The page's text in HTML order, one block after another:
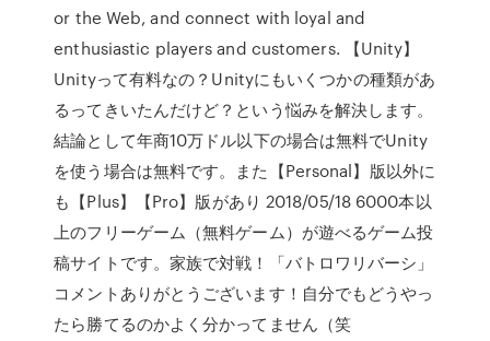
or the Web, and connect with loyal and
enthusiastic players and customers. 【Unity】
Unityって有料なの？Unityにもいくつかの種類があ
るってきいたんだけど？という悩みを解決します。
結論として年商10万ドル以下の場合は無料でUnity
を使う場合は無料です。また【Personal】版以外に
も【Plus】【Pro】版があり 2018/05/18 6000本以
上のフリーゲーム（無料ゲーム）が遊べるゲーム投
稿サイトです。家族で対戦！「バトロワリバーシ」
コメントありがとうございます！自分でもどうやっ
たら勝てるのかよく分かってません（笑